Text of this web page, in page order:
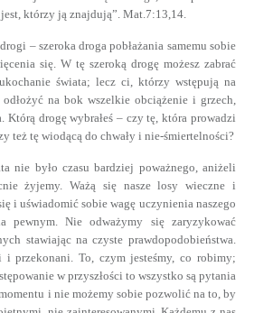
którzy ją znajdują”. Mat.7:13,14.
– szeroka droga pobłażania samemu sobie
się. W tę szeroką drogę możesz zabrać
świata; lecz ci, którzy wstępują na
odłożyć na bok wszelkie obciążenie i grzech,
Którą drogę wybrałeś – czy tę, która prowadzi
też tę wiodącą do chwały i nie-śmiertelności?
nie było czasu bardziej poważnego, aniżeli
żyjemy. Ważą się nasze losy wieczne i
i uświadomić sobie wagę uczynienia naszego
pewnym. Nie odważymy się zaryzykować
stawiając na czyste prawdopodobieństwa.
przekonani. To, czym jesteśmy, co robimy;
w przyszłości to wszystko są pytania
i nie możemy sobie pozwolić na to, by